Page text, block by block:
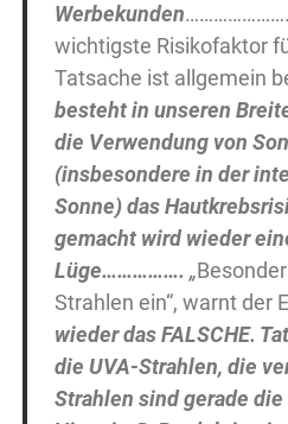
Werbekunden
wichtigste Risikofaktor
Tatsache ist allgemein
besteht in unseren
die Verwendung von
(insbesondere in der
Sonne) das
gemacht wird wieder
Lüge……………. „
Strahlen ein“, warnt der
wieder das FALSCHE.
die UVA-Strahlen, die
Strahlen sind gerade